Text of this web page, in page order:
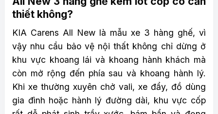
thiết không?
KIA Carens All New là mẫu xe 3 hàng ghế, vì
vậy nhu cầu bảo vệ nội thất không chỉ dừng ở
khu vực khoang lái và khoang hành khách mà
còn mở rộng đến phía sau và khoang hành lý.
Khi xe thường xuyên chở vali, xe đẩy, đồ dùng
gia đình hoặc hành lý đường dài, khu vực cốp